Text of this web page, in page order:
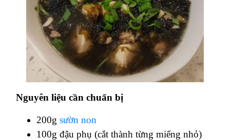
Nguyên liệu cần chuẩn bị
200g sườn non
100g đậu phụ (cắt thành từng miếng nhỏ)